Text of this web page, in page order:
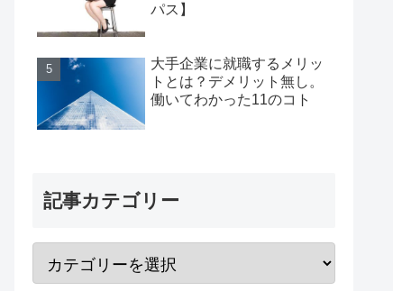
パス】
大手企業に就職するメリッ
トとは？デメリット無し。
働いてわかった11のコト
記事カテゴリー